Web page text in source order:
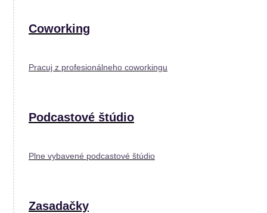
Coworking
Pracuj z profesionálneho coworkingu
Podcastové štúdio
Plne vybavené podcastové štúdio
Zasadačky